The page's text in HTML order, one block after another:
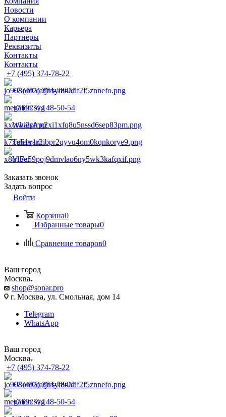
Новости
О компании
Карьера
Партнеры
Реквизиты
Контакты
Контакты
+7 (495) 374-78-22
+7 (495) 374-78-22
+7 (925) 148-50-54
WhatsApp
Telegram
Viber
Заказать звонок
Задать вопрос
Войти
Корзина0
Избранные товары0
Сравнение товаров0
Ваш город
Москва
shop@sonar.pro
г. Москва, ул. Смольная, дом 14
Telegram
WhatsApp
Ваш город
Москва
+7 (495) 374-78-22
+7 (495) 374-78-22
+7 (925) 148-50-54